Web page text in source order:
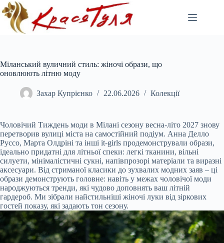
Перейти
до
вмісту
Міланський вуличний стиль: жіночі образи, що
оновлюють літню моду
Захар Купрієнко 22.06.2026 Колекції
Чоловічий Тиждень моди в Мілані сезону весна-літо 2027 знову
перетворив вулиці міста на самостійний подіум. Анна Делло
Руссо, Марта Олдріні та інші it-girls продемонстрували образи,
ідеально придатні для літньої спеки: легкі тканини, вільні
силуети, мінімалістичні сукні, напівпрозорі матеріали та виразні
аксесуари. Від стриманої класики до зухвалих модних заяв – ці
образи демонструють головне: навіть у межах чоловічої моди
народжуються тренди, які чудово доповнять ваш літній
гардероб. Ми зібрали найстильніші жіночі луки від зіркових
гостей показу, які задають тон сезону.